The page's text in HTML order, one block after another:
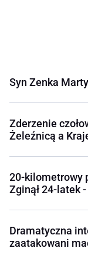
Syn Zenka
Zderzenie
Żeleźnicą a
20-kilometrowy
Zginął 24-latek
Dramatyczna
zaatakowani